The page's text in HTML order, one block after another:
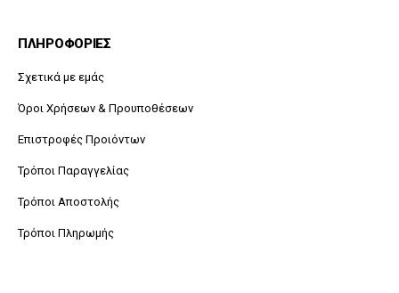
ΠΛΗΡΟΦΟΡΙΕΣ
Σχετικά με εμάς
Όροι Χρήσεων & Προυποθέσεων
Επιστροφές Προιόντων
Τρόποι Παραγγελίας
Τρόποι Αποστολής
Τρόποι Πληρωμής